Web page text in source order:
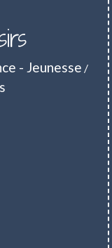
- Jeunesse /